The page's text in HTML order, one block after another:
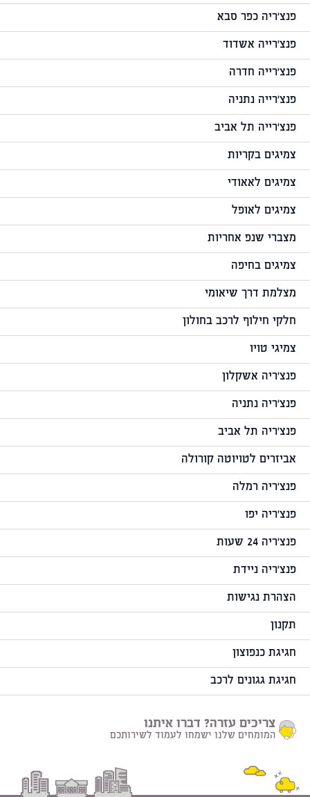
פנצ'ריה כפר סבא
פנצ'רייה אשדוד
פנצ'רייה חדרה
פנצ'רייה נתניה
פנצ'רייה תל אביב
צמיגים בקריות
צמיגים לאאודי
צמיגים לאופל
מצברי שנפ אחריות
צמיגים בחיפה
מצלמת דרך שיאומי
חלקי חילוף לרכב בחולון
צמיגי טויו
פנצ'ריה אשקלון
פנצ'ריה נתניה
פנצ'ריה תל אביב
אביזרים לטויוטה קורולה
פנצ'ריה רמלה
פנצ'ריה יפו
פנצ'ריה 24 שעות
פנצ'ריה ניידת
הצהרת נגישות
תקנון
חגיגת כנפוצון
חגיגת גגונים לרכב
צריכים עזרה? דברו איתנו
המומחים שלנו ישמחו לעמוד לשירותכם